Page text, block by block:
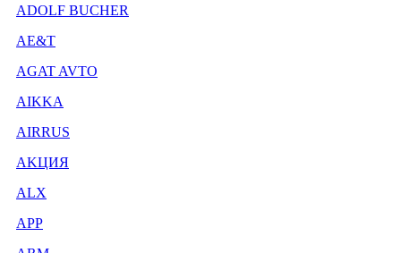
ADOLF BUCHER
AE&T
AGAT AVTO
AIKKA
AIRRUS
AKЦИЯ
ALX
APP